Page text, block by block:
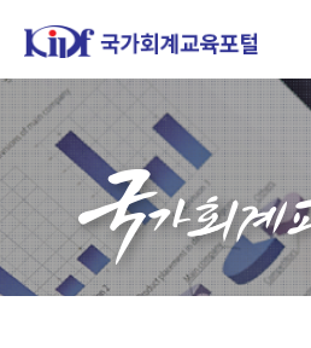
2019년도
[설문조사]